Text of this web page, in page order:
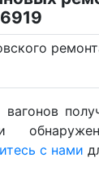
вагонов
с нами